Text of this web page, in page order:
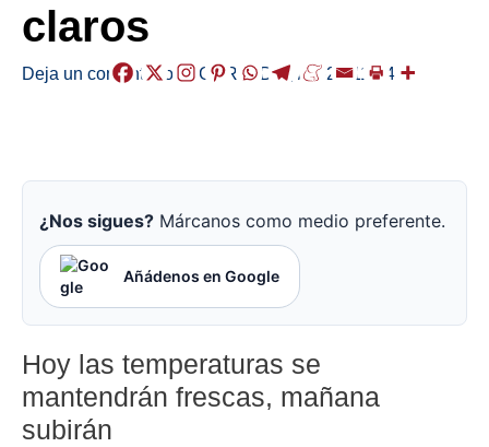
claros
Deja un comentario /EGURALDIA, /2022-11-04
¿Nos sigues? Márcanos como medio preferente.
Añádenos en Google
Hoy las temperaturas se
mantendrán frescas, mañana
subirán